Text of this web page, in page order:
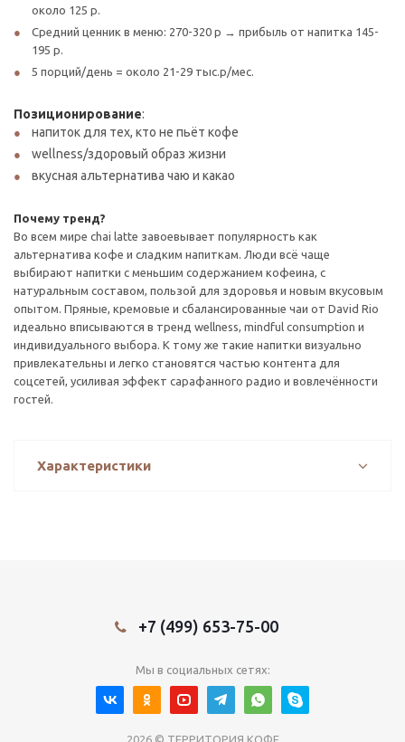
около 125 р.
Средний ценник в меню: 270-320 р → прибыль от напитка 145-
195 р.
5 порций/день = около 21-29 тыс.р/мес.
Позиционирование:
напиток для тех, кто не пьёт кофе
wellness/здоровый образ жизни
вкусная альтернатива чаю и какао
Почему тренд?
Во всем мире chai latte завоевывает популярность как
альтернатива кофе и сладким напиткам. Люди всё чаще
выбирают напитки с меньшим содержанием кофеина, с
натуральным составом, пользой для здоровья и новым вкусовым
опытом. Пряные, кремовые и сбалансированные чаи от David Rio
идеально вписываются в тренд wellness, mindful consumption и
индивидуального выбора. К тому же такие напитки визуально
привлекательны и легко становятся частью контента для
соцсетей, усиливая эффект сарафанного радио и вовлечённости
гостей.
Характеристики
+7 (499) 653-75-00
Мы в социальных сетях:
2026 © ТЕРРИТОРИЯ КОФЕ